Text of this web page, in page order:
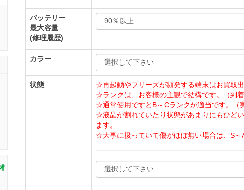
バッテリー
最大容量
(修理履歴)
カラー
状態
☆再起動やフリーズが頻発する端末はお買取出
☆ランクは、お客様の主観で結構です。（到
☆通常使用ですとB～Cランクが適当です。（
☆液晶が割れていたり状態があまりにもひど
ます。
☆大事に扱っていて傷がほぼ無い場合は、S～